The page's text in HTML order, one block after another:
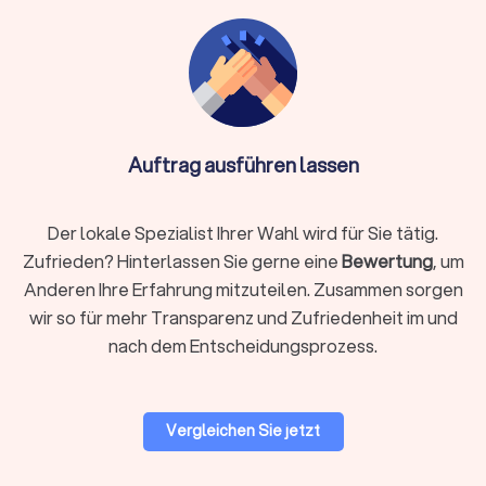
Wichtig bei Online-Anbietern: Achten Sie auf
DSGVO-konforme Datenverarbeitung und die
Nutzung sicherer Software wie DATEV
Unternehmen online. Die Qualifikation ist essentiell –
auch ein Online-Steuerberater muss von der
Auf Trustlocal finden Sie beide Varianten übersichtlich
dargestellt, sodass Sie selbst entscheiden können, was
besser zu Ihnen passt. Nutzen Sie unsere Filterfunktion, um
gezielt nach lokalen Beratern in Taucha (Sachsen) oder
Woran Sie einen guten Steuerberater
Auftrag ausführen lassen
Der lokale Spezialist Ihrer Wahl wird für Sie tätig.
Zufrieden? Hinterlassen Sie gerne eineBewertung, um
Anderen Ihre Erfahrung mitzuteilen. Zusammen sorgen
wir so für mehr Transparenz und Zufriedenheit im und
nach dem Entscheidungsprozess.
Vergleichen Sie jetzt